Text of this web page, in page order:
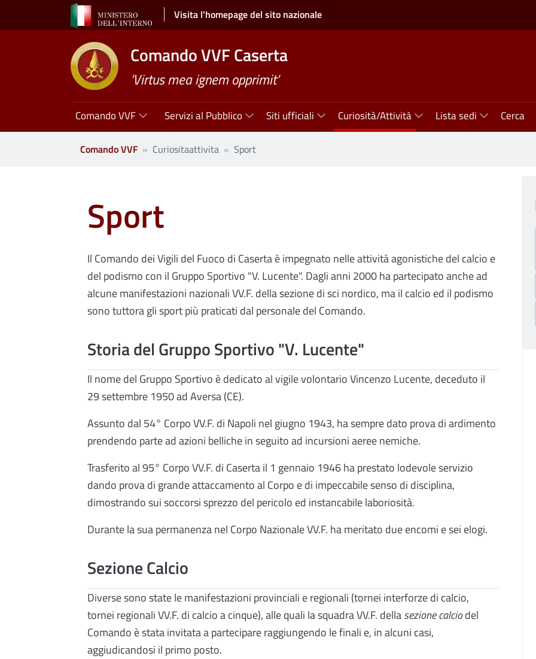
Salta al contenuto principale Visita l'homepage del sito nazionale
Comando VVF Caserta
’Virtus mea ignem opprimit’
Navigazione principale
Comando VVF Servizi al Pubblico Siti ufficiali Curiosità/Attività Lista sedi Cerca
Comando VVF Curiositaattivita Sport
Sport
Il Comando dei Vigili del Fuoco di Caserta è impegnato nelle attività agonistiche del calcio e
del podismo con il Gruppo Sportivo "V. Lucente". Dagli anni 2000 ha partecipato anche ad
alcune manifestazioni nazionali VV.F. della sezione di sci nordico, ma il calcio ed il podismo
sono tuttora gli sport più praticati dal personale del Comando.
Storia del Gruppo Sportivo "V. Lucente"
Il nome del Gruppo Sportivo è dedicato al vigile volontario Vincenzo Lucente, deceduto il
29 settembre 1950 ad Aversa (CE).
Assunto dal 54° Corpo VV.F. di Napoli nel giugno 1943, ha sempre dato prova di ardimento
prendendo parte ad azioni belliche in seguito ad incursioni aeree nemiche.
Trasferito al 95° Corpo VV.F. di Caserta il 1 gennaio 1946 ha prestato lodevole servizio
dando prova di grande attaccamento al Corpo e di impeccabile senso di disciplina,
dimostrando sui soccorsi sprezzo del pericolo ed instancabile laboriosità.
Durante la sua permanenza nel Corpo Nazionale VV.F. ha meritato due encomi e sei elogi.
Sezione Calcio
Diverse sono state le manifestazioni provinciali e regionali (tornei interforze di calcio,
tornei regionali VV.F. di calcio a cinque), alle quali la squadra VV.F. dellasezione calciodel
Comando è stata invitata a partecipare raggiungendo le finali e, in alcuni casi,
aggiudicandosi il primo posto.